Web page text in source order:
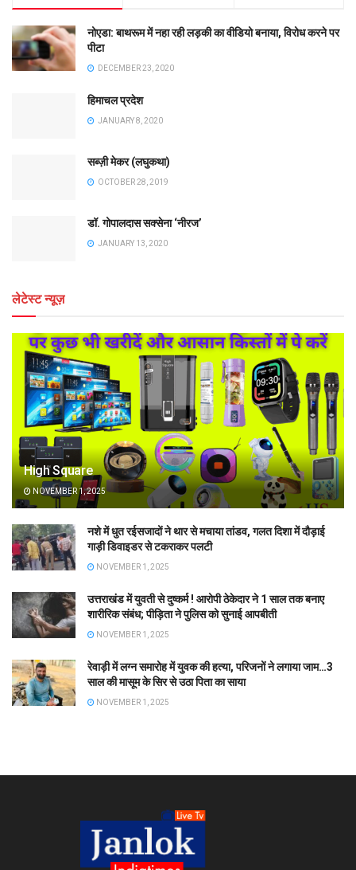
नोएडा: बाथरूम में नहा रही लड़की का वीडियो बनाया, विरोध करने पर
पीटा
DECEMBER 23, 2020
हिमाचल प्रदेश
JANUARY 8, 2020
सब्ज़ी मेकर (लघुकथा)
OCTOBER 28, 2019
डॉ. गोपालदास सक्सेना ‘नीरज’
JANUARY 13, 2020
लेटेस्ट न्यूज़
High Square
NOVEMBER 1, 2025
नशे में धुत रईसजादों ने थार से मचाया तांडव, गलत दिशा में दौड़ाई
गाड़ी डिवाइडर से टकराकर पलटी
NOVEMBER 1, 2025
उत्तराखंड में युवती से दुष्कर्म ! आरोपी ठेकेदार ने 1 साल तक बनाए
शारीरिक संबंध; पीड़िता ने पुलिस को सुनाई आपबीती
NOVEMBER 1, 2025
रेवाड़ी में लग्न समारोह में युवक की हत्या, परिजनों ने लगाया जाम…3
साल की मासूम के सिर से उठा पिता का साया
NOVEMBER 1, 2025